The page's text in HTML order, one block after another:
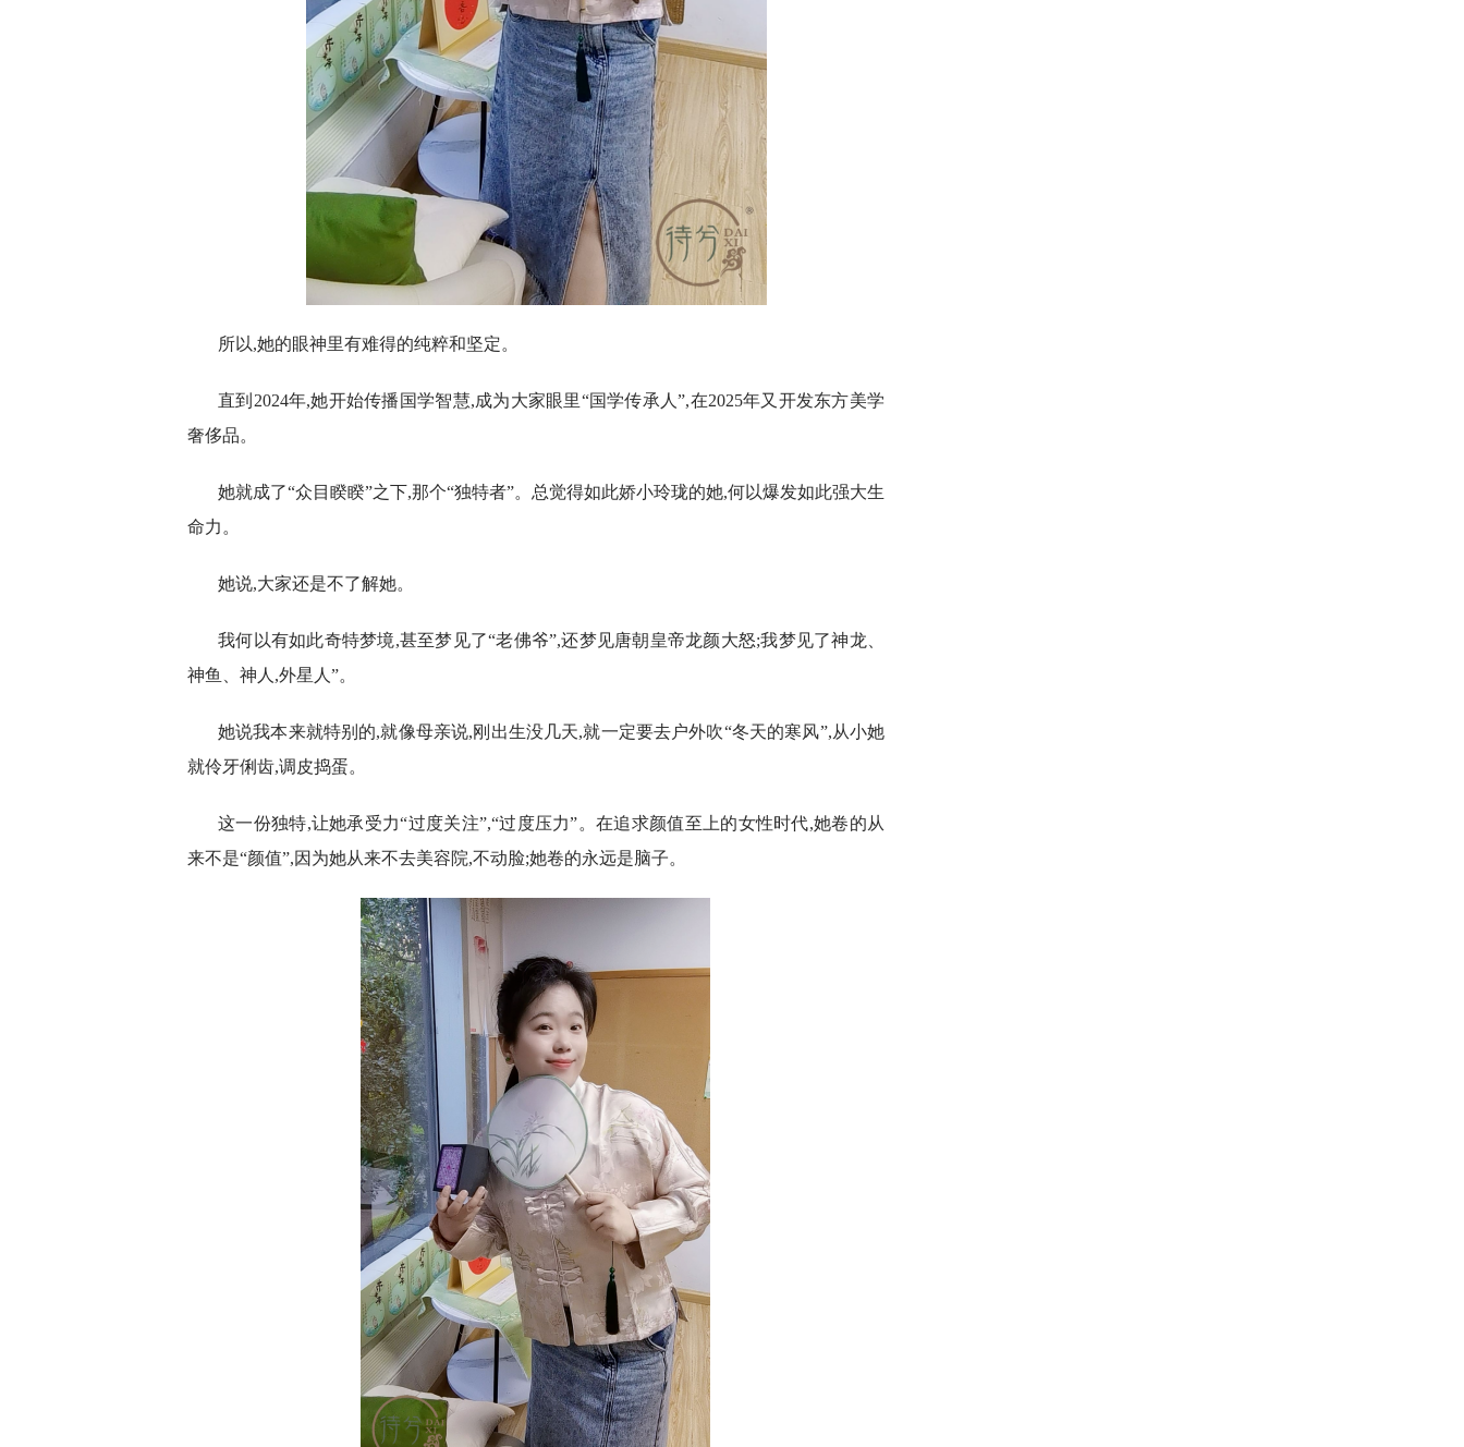
所以,她的眼神里有难得的纯粹和坚定。
直到2024年,她开始传播国学智慧,成为大家眼里“国学传承人”,在2025年又开发东方美学
奢侈品。
她就成了“众目睽睽”之下,那个“独特者”。总觉得如此娇小玲珑的她,何以爆发如此强大生
命力。
她说,大家还是不了解她。
我何以有如此奇特梦境,甚至梦见了“老佛爷”,还梦见唐朝皇帝龙颜大怒;我梦见了神龙、
神鱼、神人,外星人”。
她说我本来就特别的,就像母亲说,刚出生没几天,就一定要去户外吹“冬天的寒风”,从小她
就伶牙俐齿,调皮捣蛋。
这一份独特,让她承受力“过度关注”,“过度压力”。在追求颜值至上的女性时代,她卷的从
来不是“颜值”,因为她从来不去美容院,不动脸;她卷的永远是脑子。